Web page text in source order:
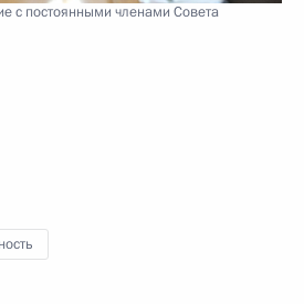
с постоянными членами Совета